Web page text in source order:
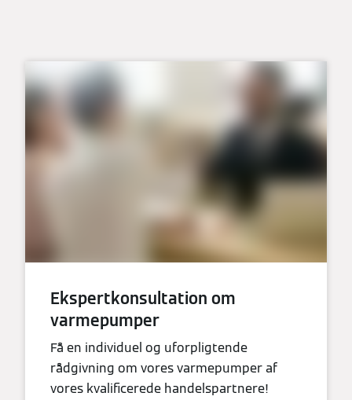
Ekspertkonsultation om
varmepumper
Få en individuel og uforpligtende
rådgivning om vores varmepumper af
vores kvalificerede handelspartnere!